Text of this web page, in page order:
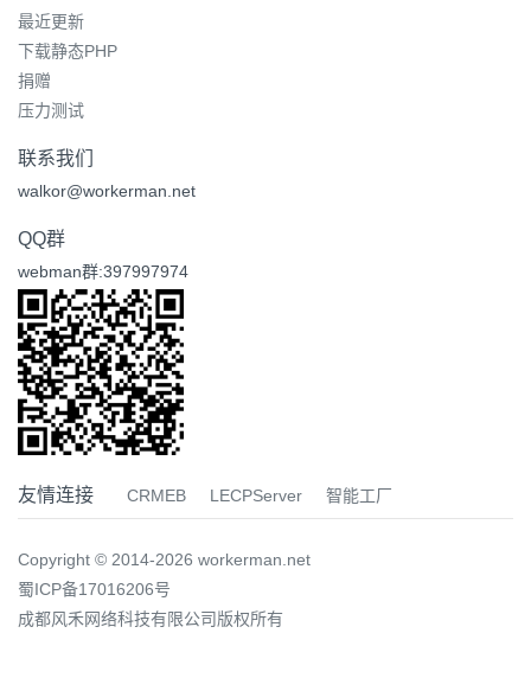
最近更新
下载静态PHP
捐赠
压力测试
联系我们
walkor@workerman.net
QQ群
webman群:397997974
友情连接 CRMEB LECPServer 智能工厂
Copyright © 2014-2026 workerman.net
蜀ICP备17016206号
成都风禾网络科技有限公司版权所有